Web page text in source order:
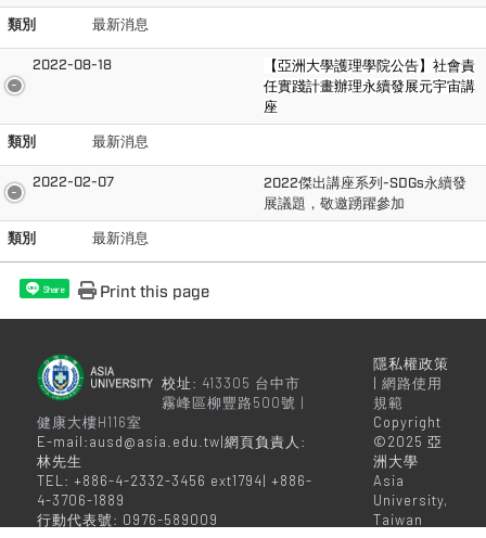
類別
最新消息
2022-08-18
【亞洲大學護理學院公告】社會責
任實踐計畫辦理永續發展元宇宙講
座
類別 最新消息
2022-02-07
2022傑出講座系列-SDGs永續發
展議題，敬邀踴躍參加
類別
最新消息
Share Print this page
校址: 413305 台中市
霧峰區柳豐路500號 |
健康大樓H116室
E-mail:ausd@asia.edu.tw|網頁負責人:
林先生
TEL: +886-4-2332-3456 ext1794| +886-
4-3706-1889
行動代表號: 0976-589009
隱私權政策
| 網路使用
規範
Copyright
©2025 亞
洲大學
Asia
University,
Taiwan